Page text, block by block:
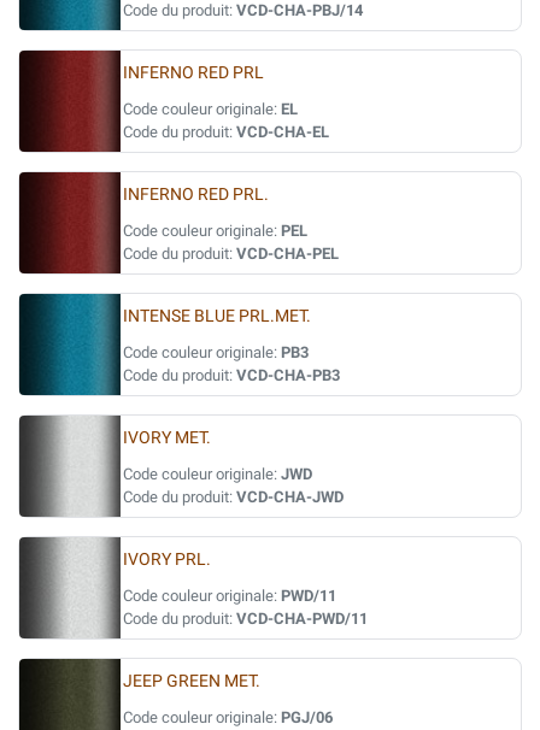
Code du produit: VCD-CHA-PBJ/14
INFERNO RED PRL
Code couleur originale: EL
Code du produit: VCD-CHA-EL
INFERNO RED PRL.
Code couleur originale: PEL
Code du produit: VCD-CHA-PEL
INTENSE BLUE PRL.MET.
Code couleur originale: PB3
Code du produit: VCD-CHA-PB3
IVORY MET.
Code couleur originale: JWD
Code du produit: VCD-CHA-JWD
IVORY PRL.
Code couleur originale: PWD/11
Code du produit: VCD-CHA-PWD/11
JEEP GREEN MET.
Code couleur originale: PGJ/06